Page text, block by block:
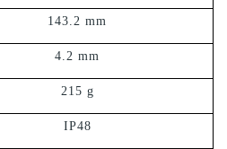
143.2 mm
4.2 mm
215 g
IP48